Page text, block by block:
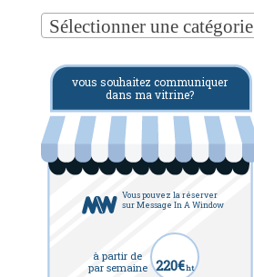
Sélectionner une catégorie
vous souhaitez communiquer
dans ma vitrine?
Vous pouvez la réserver
sur Message In A Window
à partir de
par semaine 220€ht